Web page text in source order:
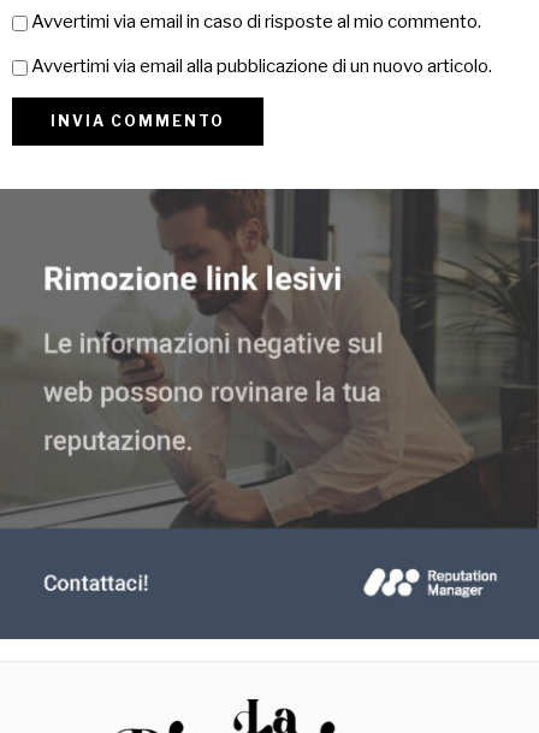
Avvertimi via email in caso di risposte al mio commento.
Avvertimi via email alla pubblicazione di un nuovo articolo.